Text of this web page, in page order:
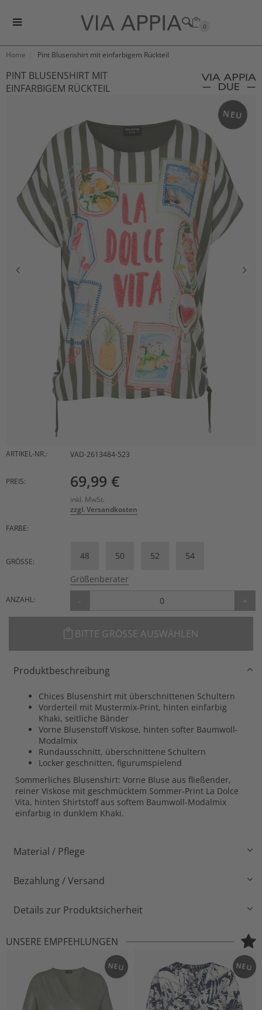
0
Home Pint Blusenshirt mit einfarbigem Rückteil
PINT BLUSENSHIRT MIT
EINFARBIGEM RÜCKTEIL
NEU
ARTIKEL-NR.: VAD-2613484-523
PREIS: 69,99 €
inkl. MwSt.
zzgl. Versandkosten
FARBE:
GRÖSSE:
48 50 52 54
Größenberater
ANZAHL: - +
BITTE GRÖSSE AUSWÄHLEN
Produktbeschreibung
Chices Blusenshirt mit überschnittenen Schultern
Vorderteil mit Mustermix-Print, hinten einfarbig
Khaki, seitliche Bänder
Vorne Blusenstoff Viskose, hinten softer Baumwoll-
Modalmix
Rundausschnitt, überschnittene Schultern
Locker geschnitten, figurumspielend
Sommerliches Blusenshirt: Vorne Bluse aus fließender,
reiner Viskose mit geschmücktem Sommer-Print La Dolce
Vita, hinten Shirtstoff aus softem Baumwoll-Modalmix
einfarbig in dunklem Khaki.
Material / Pflege
Bezahlung / Versand
Details zur Produktsicherheit
UNSERE EMPFEHLUNGEN
NEU NEU